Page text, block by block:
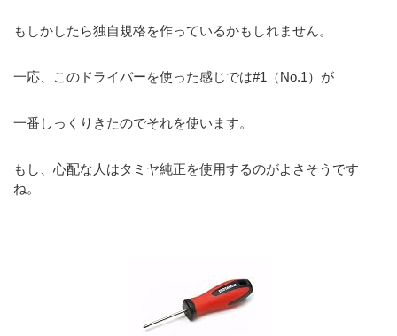
もしかしたら独自規格を作っているかもしれません。
一応、このドライバーを使った感じでは#1（No.1）が
一番しっくりきたのでそれを使います。
もし、心配な人はタミヤ純正を使用するのがよさそうです
ね。